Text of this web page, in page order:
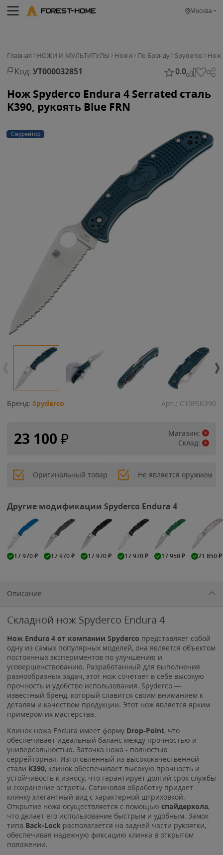
Москва
Главная НОЖИ И МУЛЬТИТУЛЫ Ножи По Бренду Spyderco Нож
Код: УТ000032851 0.0
Нож Spyderco Endura 4 Serrated сталь
K390, рукоять Blue FRN
Серрейтор
Бренд: Spyderco Арт.: C10FSK390
23 100 ₽
Магазин:
Склад:
Оригинальный товар Не является оружием
Другие модификации Spyderco Endura 4
17 970₽ 17 970₽ 17 970₽ 17 970₽ 17 950₽ 21 850₽
Описание
Складной нож Spyderco Endura 4
Нож Endura 4 от компании Spyderco представляет собой
одну из самых популярных моделей, она является объектом
постоянных экспериментов по улучшению и
усовершенствованию. Разработанный для выполнения
разнообразных задач, этот нож сочетает в себе высокую
прочность и удобство использования. Spyderco —
известный бренд, который славится своим вниманием к
деталям и качеством продукции. Этот нож является ярким
примером их мастерства.
Клинок ножа Endura имеет форму Drop-Point, что
обеспечивает идеальный баланс между прочностью и
универсальностью. Заточка ножа - полностью
серрейторная. Изготовленный из высококачественной
стали K390, клинок обеспечивает высокую прочность и
устойчивость к износу, что гарантирует долгий срок службы
и сохранение остроты. Сатиновая обработку придает
клинку элегантный вид с характерной штриховкой.
Открытие ножа осуществляется с помощью спайдерхола,
что делает его использование быстрым и удобным. Замок
типа Back-Lock располагается на задней части рукоятки,
обеспечивая надежную фиксацию клинка в открытом
положении.